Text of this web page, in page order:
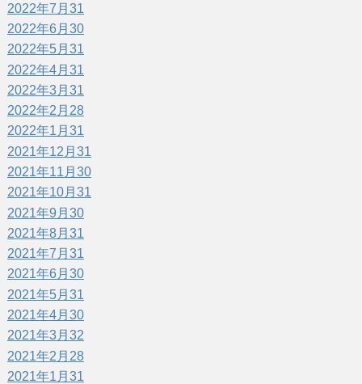
2022年7月 31
2022年6月 30
2022年5月 31
2022年4月 31
2022年3月 31
2022年2月 28
2022年1月 31
2021年12月 31
2021年11月 30
2021年10月 31
2021年9月 30
2021年8月 31
2021年7月 31
2021年6月 30
2021年5月 31
2021年4月 30
2021年3月 32
2021年2月 28
2021年1月 31